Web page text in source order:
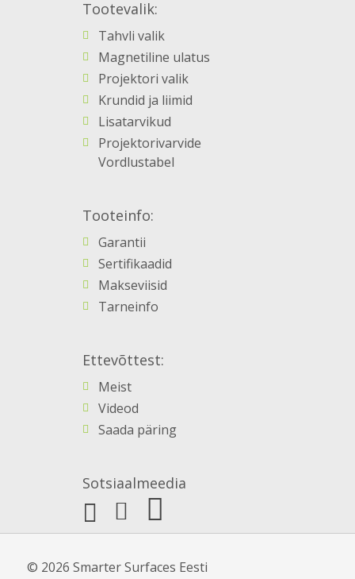
Tootevalik:
Tahvli valik
Magnetiline ulatus
Projektori valik
Krundid ja liimid
Lisatarvikud
Projektorivarvide
Vordlustabel
Tooteinfo:
Garantii
Sertifikaadid
Makseviisid
Tarneinfo
Ettevõttest:
Meist
Videod
Saada päring
Sotsiaalmeedia
© 2026 Smarter Surfaces Eesti